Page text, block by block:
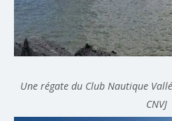
Une régate du Club Nautique
CNVJ